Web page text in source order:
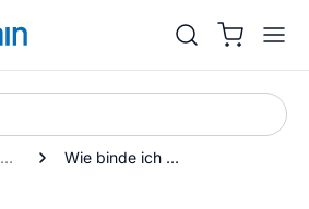
Homepage-Baukasten Alte Generation Wie binde ich Impressum und Datenschutz im Footer ein?